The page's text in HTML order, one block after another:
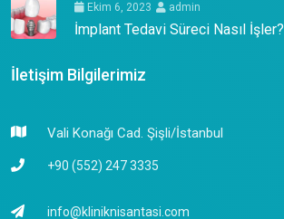
Ekim 6, 2023 admin
İmplant Tedavi Süreci Nasıl İşler?
İletişim Bilgilerimiz
Vali Konağı Cad. Şişli/İstanbul
+90 (552) 247 3335
info@kliniknisantasi.com